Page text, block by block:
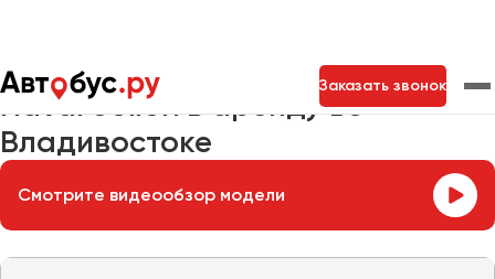
Заказать звонок
Главная Автопарк Легковые автомобили Haval Jolion
Haval Jolion в аренду во
Владивостоке
Смотрите видеообзор модели
Москва Санкт-Петербург
Новосибирск
Екатеринбург
Самара